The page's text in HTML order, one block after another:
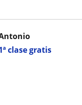
clase gratis